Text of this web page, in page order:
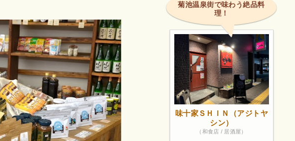
菊池温泉街で味わう絶品料
理！
味十家ＳＨＩＮ（アジトヤ
シン）
（和食店 / 居酒屋）